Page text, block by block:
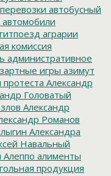
автобусный
автомобили
аграрии
комиссия
административное
игры азимут
протеста Александр
Головатый
Александр
Романов
Александра
Навальный
Алеппо алименты
продукция